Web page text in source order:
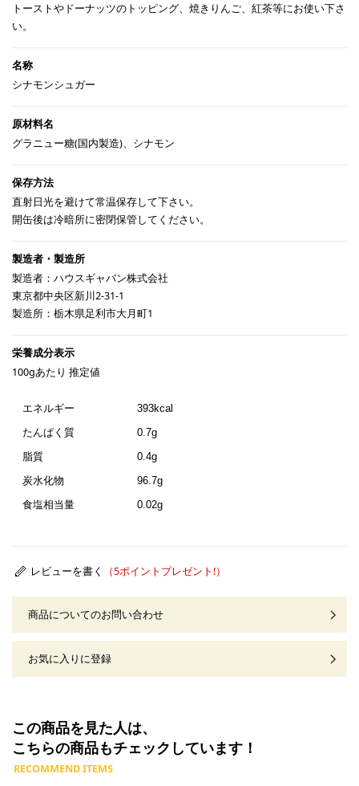
トーストやドーナッツのトッピング、焼きりんご、紅茶等にお使い下さ
い。
シナモンシュガー
グラニュー糖(国内製造)、シナモン
直射日光を避けて常温保存して下さい。
開缶後は冷暗所に密閉保管してください。
製造者：ハウスギャバン株式会社
東京都中央区新川2-31-1
製造所：栃木県足利市大月町1
100gあたり 推定値
エネルギー 393kcal
たんぱく質 0.7g
脂質 0.4g
炭水化物 96.7g
食塩相当量 0.02g
レビューを書く
商品についてのお問い合わせ
お気に入りに登録
この商品を見た人は、
こちらの商品もチェックしています！